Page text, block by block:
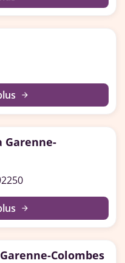
arrow_forward
Garenne-
arrow_forward
Colombes